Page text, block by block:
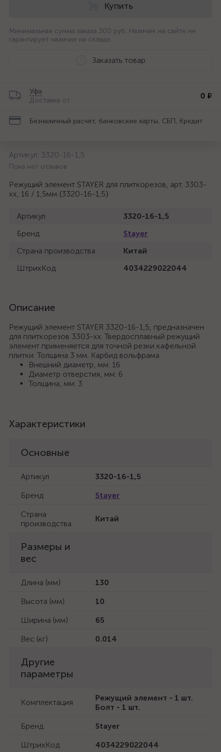
Купить
Минимальная сумма заказа 300 руб. Наличие на сайте не
гарантирует наличие на складе.
Заказать товар
Уфа
Доставка от
0 ₽
Безналичный расчет, банковские карты, СБП, Кредит
Артикул: 3320-16-1,5
Пока нет отзывов
Режущий элемент STAYER для плиткорезов, арт. 3303-
хх, 16 / 1,5мм {3320-16-1,5}
Артикул
3320-16-1,5
Бренд
Stayer
Страна производства
Китай
ШтрихКод
4034229022044
Описание
Режущий элемент STAYER 3320-16-1,5, предназначен
для плиткорезов 3303-хх. Твердосплавный режущий
элемент применяется для точной резки кафельной
плитки. Толщина 3 мм. Карбид вольфрама.
Внешний диаметр, мм: 16
Диаметр отверстия, мм: 6
Толщина, мм: 3
Характеристики
Основные
Артикул
3320-16-1,5
Бренд
Stayer
Страна
производства
Китай
Размеры и
вес
Длина (мм)
130
Высота (мм)
10
Ширина (мм)
65
Вес (кг)
0.014
Другие
параметры
Комплектация
Режущий элемент - 1 шт.
Болт - 1 шт.
Бренд
Stayer
ШтрихКод
4034229022044